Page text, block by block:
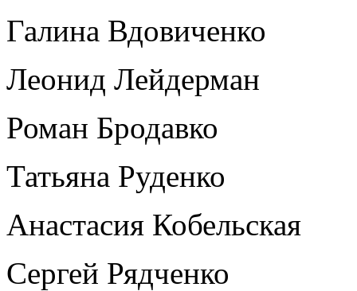
Галина Вдовиченко
Леонид Лейдерман
Роман Бродавко
Татьяна Руденко
Анастасия Кобельская
Сергей Рядченко